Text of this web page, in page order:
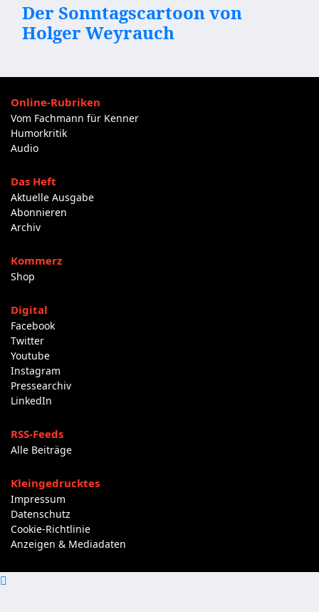
Der Sonntagscartoon von
Holger Weyrauch
Online-Rubriken
Vom Fachmann für Kenner
Humorkritik
Audio
Das Heft
Aktuelle Ausgabe
Abonnieren
Archiv
Kommerz
Shop
Digital
Facebook
Twitter
Youtube
Instagram
Pressearchiv
LinkedIn
RSS-Feeds
Alle Beiträge
Kleingedrucktes
Impressum
Datenschutz
Cookie-Richtlinie
Anzeigen & Mediadaten